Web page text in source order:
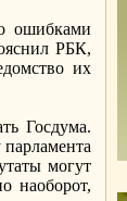
ошибками
РБК,
их
Госдума.
могут
наоборот,